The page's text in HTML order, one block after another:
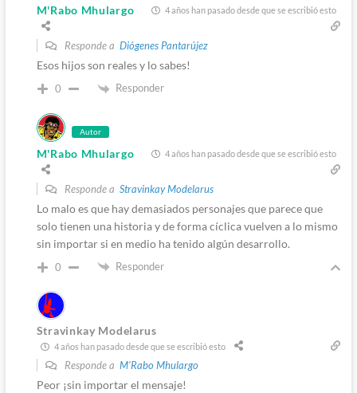
M'Rabo Mhulargo 4 años han pasado desde que se escribió esto
Responde a Diógenes Pantarújez
Esos hijos son reales y lo sabes!
0 Responder
Autor
M'Rabo Mhulargo 4 años han pasado desde que se escribió esto
Responde a Stravinkay Modelarus
Lo malo es que hay demasiados personajes que parece que
solo tienen una historia y de forma cíclica vuelven a lo mismo
sin importar si en medio ha tenido algún desarrollo.
0 Responder
Stravinkay Modelarus
4 años han pasado desde que se escribió esto
Responde a M'Rabo Mhulargo
Peor ¡sin importar el mensaje!